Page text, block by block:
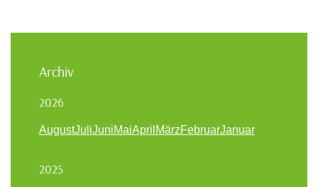
Archiv
2026
AugustJuliJuniMaiApril MärzFebruarJanuar
2025